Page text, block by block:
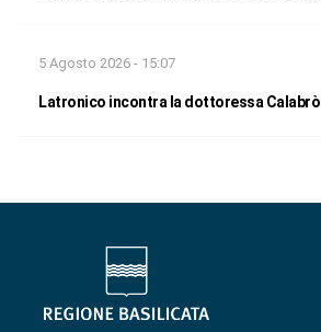
5 Agosto 2026 - 15:07
Latronico incontra la dottoressa Calabrò